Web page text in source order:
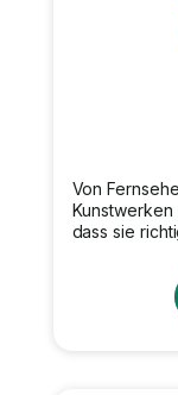
Von
Kunstwerken
dass sie